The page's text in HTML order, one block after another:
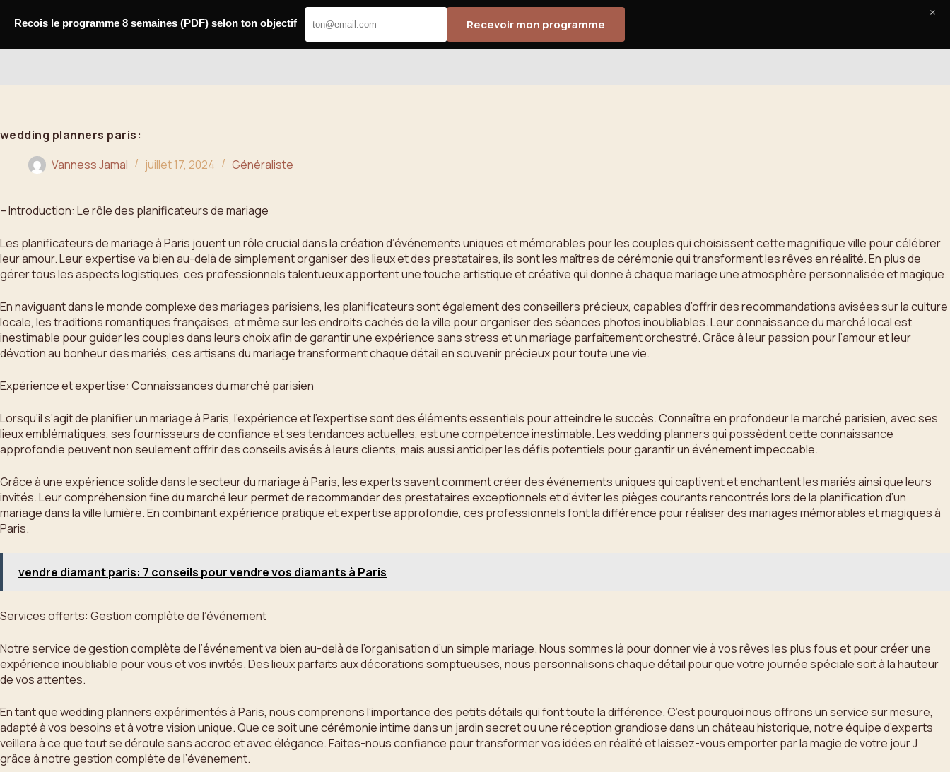
wedding planners paris:
Vanness Jamal
juillet 17, 2024 Généraliste
– Introduction: Le rôle des planificateurs de mariage
Les planificateurs de mariage à Paris jouent un rôle crucial dans la création d’événements uniques et mémorables pour les couples qui choisissent cette magnifique ville pour célébrer
leur amour. Leur expertise va bien au-delà de simplement organiser des lieux et des prestataires, ils sont les maîtres de cérémonie qui transforment les rêves en réalité. En plus de
gérer tous les aspects logistiques, ces professionnels talentueux apportent une touche artistique et créative qui donne à chaque mariage une atmosphère personnalisée et magique.
En naviguant dans le monde complexe des mariages parisiens, les planificateurs sont également des conseillers précieux, capables d’offrir des recommandations avisées sur la culture
locale, les traditions romantiques françaises, et même sur les endroits cachés de la ville pour organiser des séances photos inoubliables. Leur connaissance du marché local est
inestimable pour guider les couples dans leurs choix afin de garantir une expérience sans stress et un mariage parfaitement orchestré. Grâce à leur passion pour l’amour et leur
dévotion au bonheur des mariés, ces artisans du mariage transforment chaque détail en souvenir précieux pour toute une vie.
Expérience et expertise: Connaissances du marché parisien
Lorsqu’il s’agit de planifier un mariage à Paris, l’expérience et l’expertise sont des éléments essentiels pour atteindre le succès. Connaître en profondeur le marché parisien, avec ses
lieux emblématiques, ses fournisseurs de confiance et ses tendances actuelles, est une compétence inestimable. Les wedding planners qui possèdent cette connaissance
approfondie peuvent non seulement offrir des conseils avisés à leurs clients, mais aussi anticiper les défis potentiels pour garantir un événement impeccable.
Grâce à une expérience solide dans le secteur du mariage à Paris, les experts savent comment créer des événements uniques qui captivent et enchantent les mariés ainsi que leurs
invités. Leur compréhension fine du marché leur permet de recommander des prestataires exceptionnels et d’éviter les pièges courants rencontrés lors de la planification d’un
mariage dans la ville lumière. En combinant expérience pratique et expertise approfondie, ces professionnels font la différence pour réaliser des mariages mémorables et magiques à
Paris.
vendre diamant paris: 7 conseils pour vendre vos diamants à Paris
Services offerts: Gestion complète de l’événement
Notre service de gestion complète de l’événement va bien au-delà de l’organisation d’un simple mariage. Nous sommes là pour donner vie à vos rêves les plus fous et pour créer une
expérience inoubliable pour vous et vos invités. Des lieux parfaits aux décorations somptueuses, nous personnalisons chaque détail pour que votre journée spéciale soit à la hauteur
de vos attentes.
En tant que wedding planners expérimentés à Paris, nous comprenons l’importance des petits détails qui font toute la différence. C’est pourquoi nous offrons un service sur mesure,
adapté à vos besoins et à votre vision unique. Que ce soit une cérémonie intime dans un jardin secret ou une réception grandiose dans un château historique, notre équipe d’experts
veillera à ce que tout se déroule sans accroc et avec élégance. Faites-nous confiance pour transformer vos idées en réalité et laissez-vous emporter par la magie de votre jour J
grâce à notre gestion complète de l’événement.
Recois le programme 8 semaines (PDF) selon ton objectif Recevoir mon programme
×